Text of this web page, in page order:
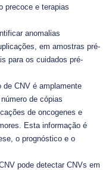
precoce e terapias
anomalias
em amostras pré-
para os cuidados pré-
de CNV é amplamente
de cópias
de oncogenes e
Esta informação é
o prognóstico e o
pode detectar CNVs em